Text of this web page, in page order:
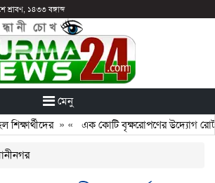
শ্রাবণ, ১৪৩৩ বঙ্গাব্দ
মেনু
» « এক কোটি বৃক্ষরোপণের উদ্যোগ